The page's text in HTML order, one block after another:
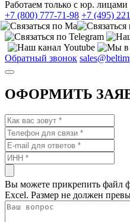
Работаем только с юр. лицами
+7 (800) 777-71-98 +7 (495)
Обратный звонок
ОФОРМИТЬ
Вы можете прикрепить файл
Excel. Размер не должен